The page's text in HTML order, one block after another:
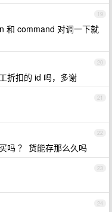
19
和 command 对调一下就
20
折扣的 id 吗，多谢
21
22
吗 ？ 货能存那么久吗
23
24